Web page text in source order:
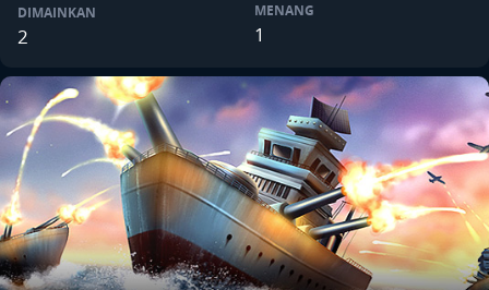
DIMAINKAN
2
MENANG
1